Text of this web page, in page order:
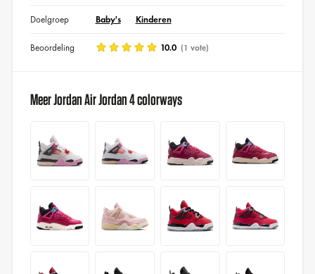
Doelgroep Baby's Kinderen
Beoordeling 10.0 (1 vote)
Meer Jordan Air Jordan 4 colorways